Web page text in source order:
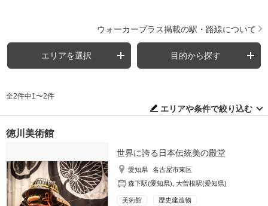
ウォーカープラス掲載の駅・路線について
エリアを選択 目的から探す
全2件中1〜2件
エリアや条件で絞り込む
徳川美術館
世界に誇る日本伝統美の殿堂
愛知県
名古屋市東区
森下駅(愛知県) ,大曽根駅(愛知県)
美術館 歴史建造物